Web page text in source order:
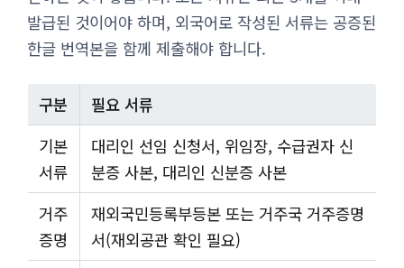
발급된 것이어야 하며, 외국어로 작성된 서류는 공증된
한글 번역본을 함께 제출해야 합니다.
구분
필요 서류
기본
서류
대리인 선임 신청서, 위임장, 수급권자 신
분증 사본, 대리인 신분증 사본
거주
증명
재외국민등록부등본 또는 거주국 거주증명
서(재외공관 확인 필요)